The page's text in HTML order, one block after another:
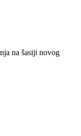
na šasiji novog